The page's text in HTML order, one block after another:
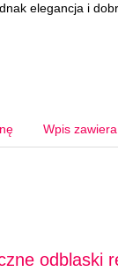
elegancja i
Wpis zawiera
odblaski